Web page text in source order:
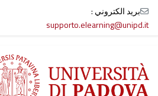
بريد الكتروني :
supporto.elearning@unipd.it